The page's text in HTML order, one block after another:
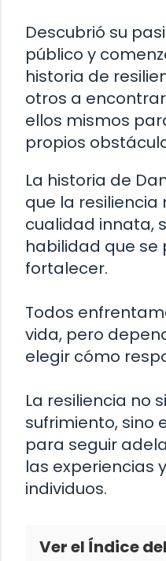
Descubrió su
público y
historia de
otros a
ellos mismos
propios
La historia de
que la resiliencia
cualidad innata,
habilidad que se
fortalecer.
Todos
vida, pero
elegir cómo
La resiliencia no
sufrimiento, sino
para seguir
las experiencias
individuos.
Ver el Índice